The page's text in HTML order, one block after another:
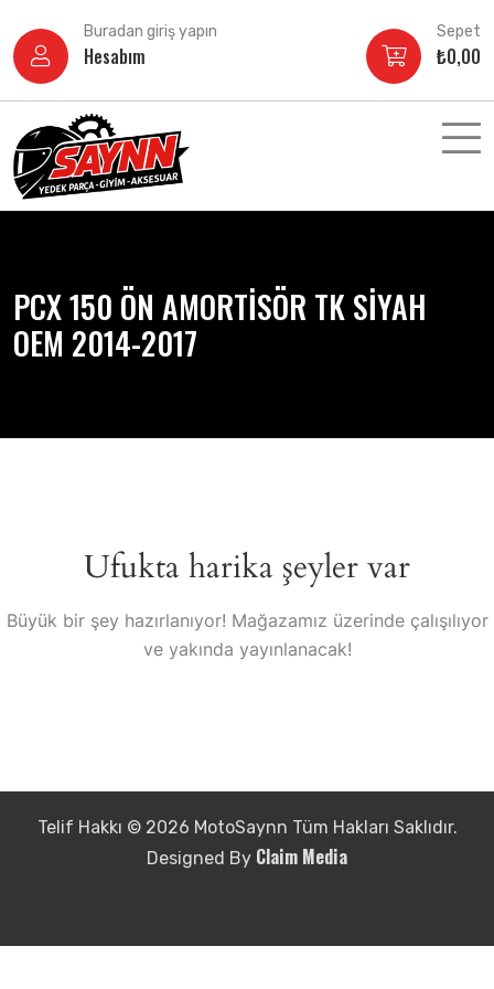
atla
Buradan giriş yapın
Hesabım
Sepet
₺0,00
PCX 150 ÖN AMORTİSÖR TK SİYAH
OEM 2014-2017
Ufukta harika şeyler var
Büyük bir şey hazırlanıyor! Mağazamız üzerinde çalışılıyor
ve yakında yayınlanacak!
Telif Hakkı © 2026 MotoSaynn Tüm Hakları Saklıdır.
Designed By Claim Media